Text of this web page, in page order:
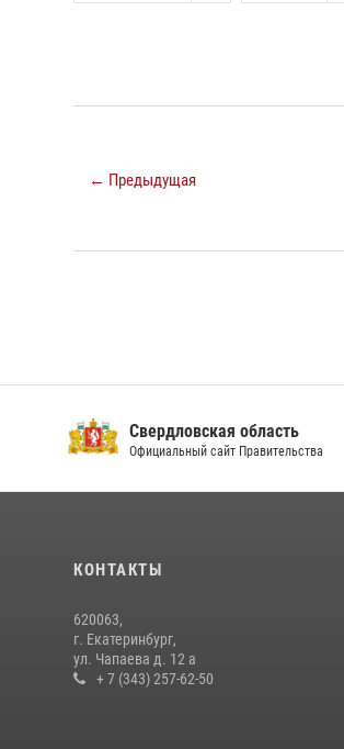
← Предыдущая
Свердловская область
Официальный сайт Правительства
КОНТАКТЫ
620063,
г. Екатеринбург,
ул. Чапаева д. 12 а
+ 7 (343) 257-62-50